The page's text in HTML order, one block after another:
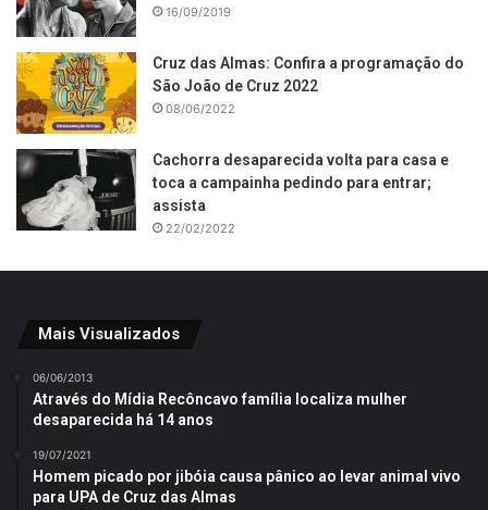
16/09/2019
Cruz das Almas: Confira a programação do
São João de Cruz 2022
08/06/2022
Cachorra desaparecida volta para casa e
toca a campainha pedindo para entrar;
assista
22/02/2022
Mais Visualizados
06/06/2013
Através do Mídia Recôncavo família localiza mulher
desaparecida há 14 anos
19/07/2021
Homem picado por jibóia causa pânico ao levar animal vivo
para UPA de Cruz das Almas